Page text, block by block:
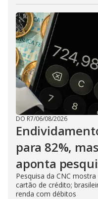
DO R7/06/08/2026
para 82%,
aponta
Pesquisa da CNC
cartão de crédito;
renda com débitos